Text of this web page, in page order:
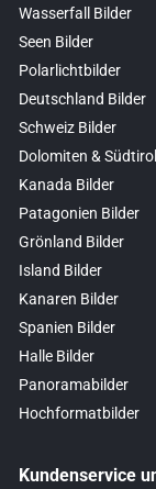
Wasserfall Bilder
Seen Bilder
Polarlichtbilder
Deutschland Bilder
Schweiz Bilder
Dolomiten &
Kanada Bilder
Patagonien Bilder
Grönland Bilder
Island Bilder
Kanaren Bilder
Spanien Bilder
Halle Bilder
Panoramabilder
Hochformatbilder
Kundenservice